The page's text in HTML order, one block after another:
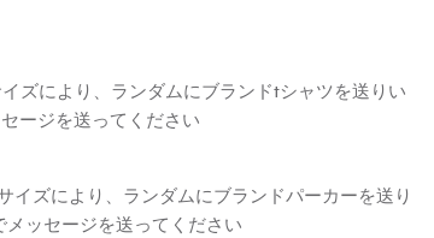
ズにより、ランダムにブランドtシャツを送りい
ージを送ってください
ズにより、ランダムにブランドパーカーを送り
ッセージを送ってください